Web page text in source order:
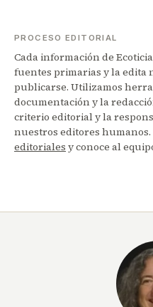
PROCESO EDITORIAL
Cada información de
fuentes primarias y la edita
publicarse. Utilizamos
documentación y la
criterio editorial y la
nuestros editores
editoriales y conoce al